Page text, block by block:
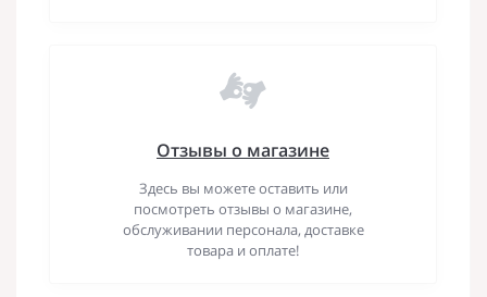
Отзывы о магазине
Здесь вы можете оставить или
посмотреть отзывы о магазине,
обслуживании персонала, доставке
товара и оплате!